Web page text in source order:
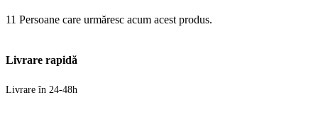
11 Persoane care urmăresc acum acest produs.
Livrare rapidă
Livrare în 24-48h